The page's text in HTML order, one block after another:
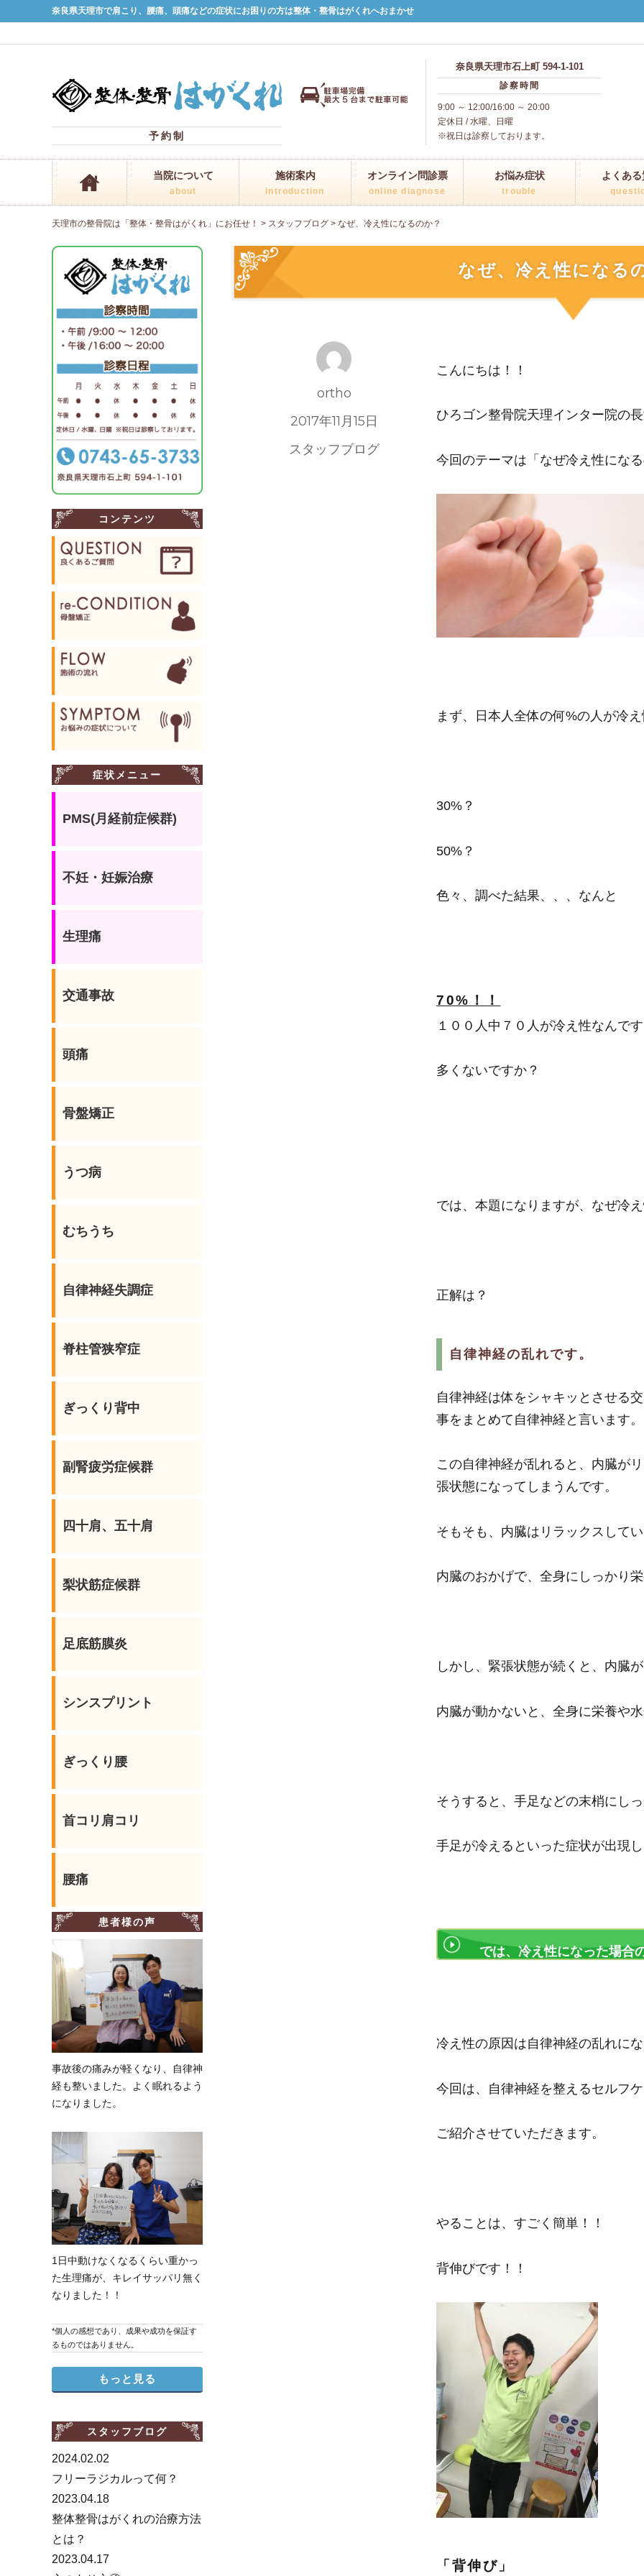
奈良県天理市で肩こり、腰痛、頭痛などの症状にお困りの方は整体・整骨はがくれへおまかせ
予約制
奈良県天理市石上町 594-1-101
診察時間
9:00 ～ 12:00/16:00 ～ 20:00
定休日 / 水曜、日曜
※祝日は診察しております。
当院について
about
施術案内
introduction
オンライン問診票
online diagnose
お悩み症状
trouble
よくある
天理市の整骨院は「整体・整骨はがくれ」にお任せ！ > スタッフブログ > なぜ、冷え性になるのか？
なぜ、冷え性になる
こんにちは！！
ひろゴン整骨院天理インター院の長
今回のテーマは「なぜ冷え性になる
まず、日本人全体の何%の人が冷
30%？
50%？
色々、調べた結果、、、なんと
70%！！
１００人中７０人が冷え性なんです
多くないですか？
では、本題になりますが、なぜ冷
正解は？
自律神経の乱れです。
自律神経は体をシャキッとさせる
事をまとめて自律神経と言います。
この自律神経が乱れると、内臓が
張状態になってしまうんです。
そもそも、内臓はリラックスして
内臓のおかげで、全身にしっかり
しかし、緊張状態が続くと、内臓
内臓が動かないと、全身に栄養や
そうすると、手足などの末梢にし
手足が冷えるといった症状が出現し
では、冷え性になった場合
冷え性の原因は自律神経の乱れにな
今回は、自律神経を整えるセルフ
ご紹介させていただきます。
やることは、すごく簡単！！
背伸びです！！
「背伸び」
投
稿
ortho
投
稿
2017年11月15日
カ
スタッフブログ
コンテンツ
症状メニュー
PMS(月経前症候群)
不妊・妊娠治療
生理痛
交通事故
頭痛
骨盤矯正
うつ病
むちうち
自律神経失調症
脊柱管狭窄症
ぎっくり背中
副腎疲労症候群
四十肩、五十肩
梨状筋症候群
足底筋膜炎
シンスプリント
ぎっくり腰
首コリ肩コリ
腰痛
患者様の声
事故後の痛みが軽くなり、自律神
経も整いました。よく眠れるよう
になりました。
1日中動けなくなるくらい重かっ
た生理痛が、キレイサッパリ無く
なりました！！
*個人の感想であり、成果や成功を保証す
るものではありません。
もっと見る
スタッフブログ
2024.02.02
フリーラジカルって何？
2023.04.18
整体整骨はがくれの治療方法
とは？
2023.04.17